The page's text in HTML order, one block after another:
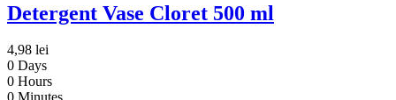
Detergent Vase Cloret 500 ml
4,98 lei
0 Days
0 Hours